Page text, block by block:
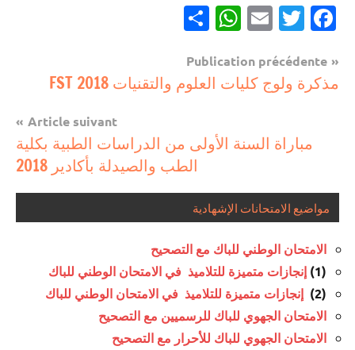
Facebook
Twitter
Email
WhatsApp
مباريات
Navigation
de
Publication précédente
مذكرة ولوج كليات العلوم والتقنيات FST 2018
Article suivant
مباراة السنة الأولى من الدراسات الطبية بكلية
الطب والصيدلة بأكادير 2018
مواضيع الامتحانات الإشهادية
الامتحان الوطني للباك مع التصحيح
(1)
إنجازات متميزة للتلاميذ في الامتحان الوطني للباك
(2)
إنجازات متميزة للتلاميذ في الامتحان الوطني للباك
الامتحان الجهوي للباك للرسميين مع التصحيح
الامتحان الجهوي للباك للأحرار مع التصحيح